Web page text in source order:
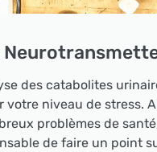
des catabolites
votre niveau de stress.
problèmes de
de faire un point